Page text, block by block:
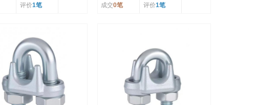
评价1笔 成交0笔 评价1笔